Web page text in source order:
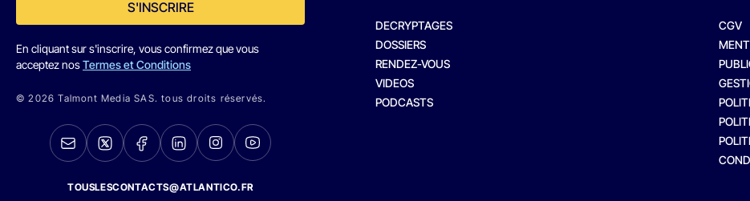
S'INSCRIRE
En cliquant sur s'inscrire, vous confirmez que vous
acceptez nosTermes et Conditions
© 2026 Talmont Media SAS. tous droits réservés.
TOUSLESCONTACTS@ATLANTICO.FR
DECRYPTAGES
DOSSIERS
RENDEZ-VOUS
VIDEOS
PODCASTS
CGV